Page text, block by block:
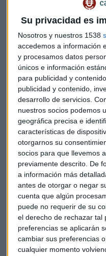
Su privacidad es
Nosotros y nuestros 1538
accedemos a información
y procesamos datos
únicos e información
para publicidad y
publicidad y contenido,
desarrollo de servicios.
nuestros socios podemos
geográfica precisa e
características de
otorgarnos su
socios para que llevemos
previamente descrito. De
a información más
antes de otorgar o negar
cuenta que algún
puede no requerir de su
el derecho de rechazar tal
preferencias se aplicarán
cambiar sus preferencias
cualquier momento
El 80% de las aguas que
contaminada. Estas
sobreexplotación de los
fuentes de
En España, el 27% de las
hectáreas) dispone de un
modernizado,
los sistemas modernizados.
producir basura
ciertas cosas, cuando es
ese agua para otras
Honorífico del
En 2050, la población
habitantes; y en 2100,
perder población en